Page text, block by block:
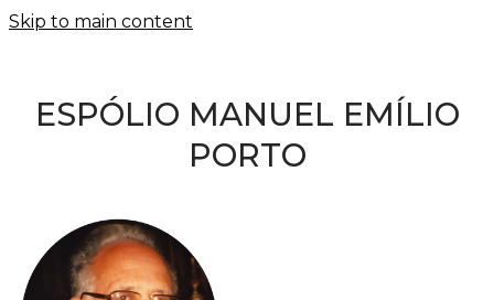
Skip to main content
ESPÓLIO MANUEL EMÍLIO
PORTO